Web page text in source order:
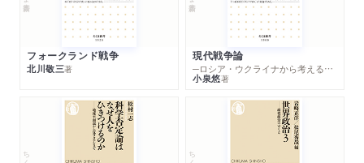
フォークランド戦争
北川敬三著
現代戦争論
─ロシア・ウクライナから考える世界の行方
小泉悠著